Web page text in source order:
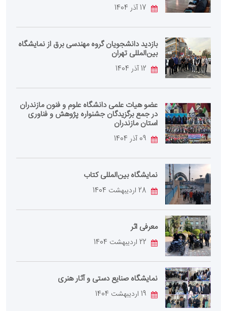
بازدید دانشجویان گروه مهندسی برق از نمایشگاه
بین‌المللی تهران
عضو هیات علمی دانشگاه علوم و فنون مازندران
در جمع برگزیدگان جشنواره پژوهش و فناوری
استان مازندران
نمایشگاه بین‌المللی کتاب
معرفی اثر
نمایشگاه صنایع دستی و آثار هنری